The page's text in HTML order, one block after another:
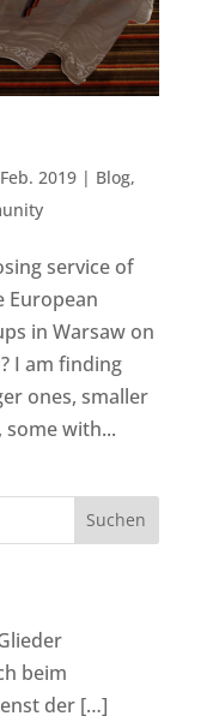
2019| Blog,
service of
European
in Warsaw on
I am finding
ones, smaller
some with...
beim
der […]